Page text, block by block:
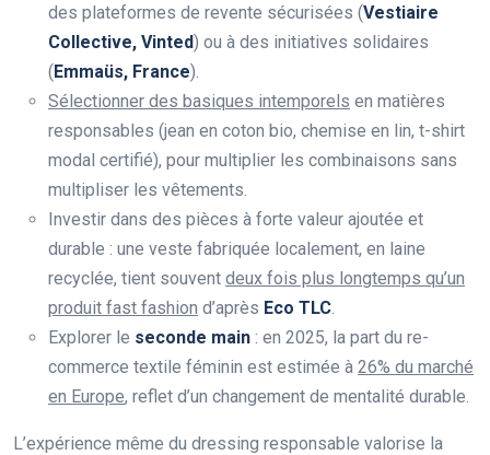
des plateformes de revente sécurisées (Vestiaire
Collective, Vinted) ou à des initiatives solidaires
(Emmaüs, France).
Sélectionner des basiques intemporels en matières
responsables (jean en coton bio, chemise en lin, t-shirt
modal certifié), pour multiplier les combinaisons sans
multipliser les vêtements.
Investir dans des pièces à forte valeur ajoutée et
durable : une veste fabriquée localement, en laine
recyclée, tient souvent deux fois plus longtemps qu’un
produit fast fashion d’après Eco TLC
Explorer le seconde main : en 2025, la part du re-
commerce textile féminin est estimée à 26% du marché
en Europe, reflet d’un changement de mentalité durable.
L’expérience même du dressing responsable valorise la